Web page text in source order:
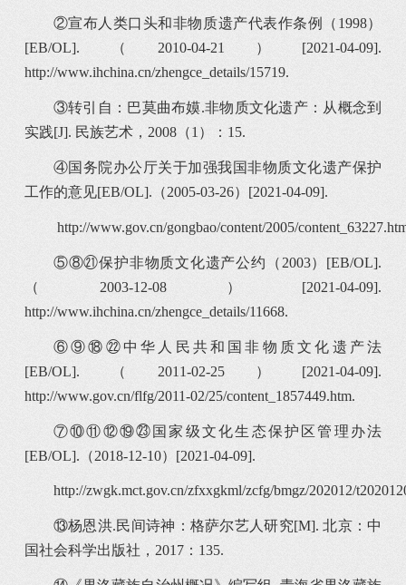
②宣布人类口头和非物质遗产代表作条例（1998）
[EB/OL].（2010-04-21）[2021-04-09].
http://www.ihchina.cn/zhengce_details/15719.
③转引自：巴莫曲布嫫.非物质文化遗产：从概念到
实践[J]. 民族艺术，2008（1）：15.
④国务院办公厅关于加强我国非物质文化遗产保护
工作的意见[EB/OL].（2005-03-26）[2021-04-09].
http://www.gov.cn/gongbao/content/2005/
⑤⑧㉑保护非物质文化遗产公约（2003）[EB/OL].
（2003-12-08）[2021-04-09].
http://www.ihchina.cn/zhengce_details/11668.
⑥⑨⑱㉒中华人民共和国非物质文化遗产法
[EB/OL].（2011-02-25）[2021-04-09].
http://www.gov.cn/flfg/2011-02/25/content_1857449.htm.
⑦⑩⑪⑫⑲㉓国家级文化生态保护区管理办法
[EB/OL].（2018-12-10）[2021-04-09].
http://zwgk.mct.gov.cn/zfxxgkml/zcfg/bmgz/202012/
⑬杨恩洪.民间诗神：格萨尔艺人研究[M]. 北京：中
国社会科学出版社，2017：135.